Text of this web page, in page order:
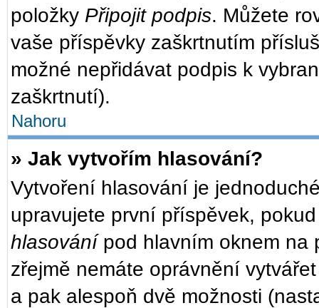
položky Připojit podpis. Můžete
vaše příspěvky zaškrtnutím
možné nepřidávat podpis k
zaškrtnutí).
Nahoru
» Jak vytvořím hlasování?
Vytvoření hlasování je
upravujete první příspěvek,
hlasovánípod hlavním oknem na
zřejmě nemáte oprávnění
a pak alespoň dvě možnosti